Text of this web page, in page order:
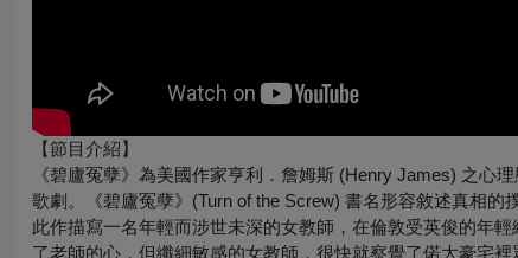
【節目介紹】
《碧廬冤孽》為美國作家亨利．詹姆斯 (Henry James) 之心
歌劇。《碧廬冤孽》(Turn of the Screw) 書名形容敘述真相的
此作描寫一名年輕而涉世未深的女教師，在倫敦受英俊的年
了老師的心，但纖細敏感的女教師，很快就察覺了偌大豪宅